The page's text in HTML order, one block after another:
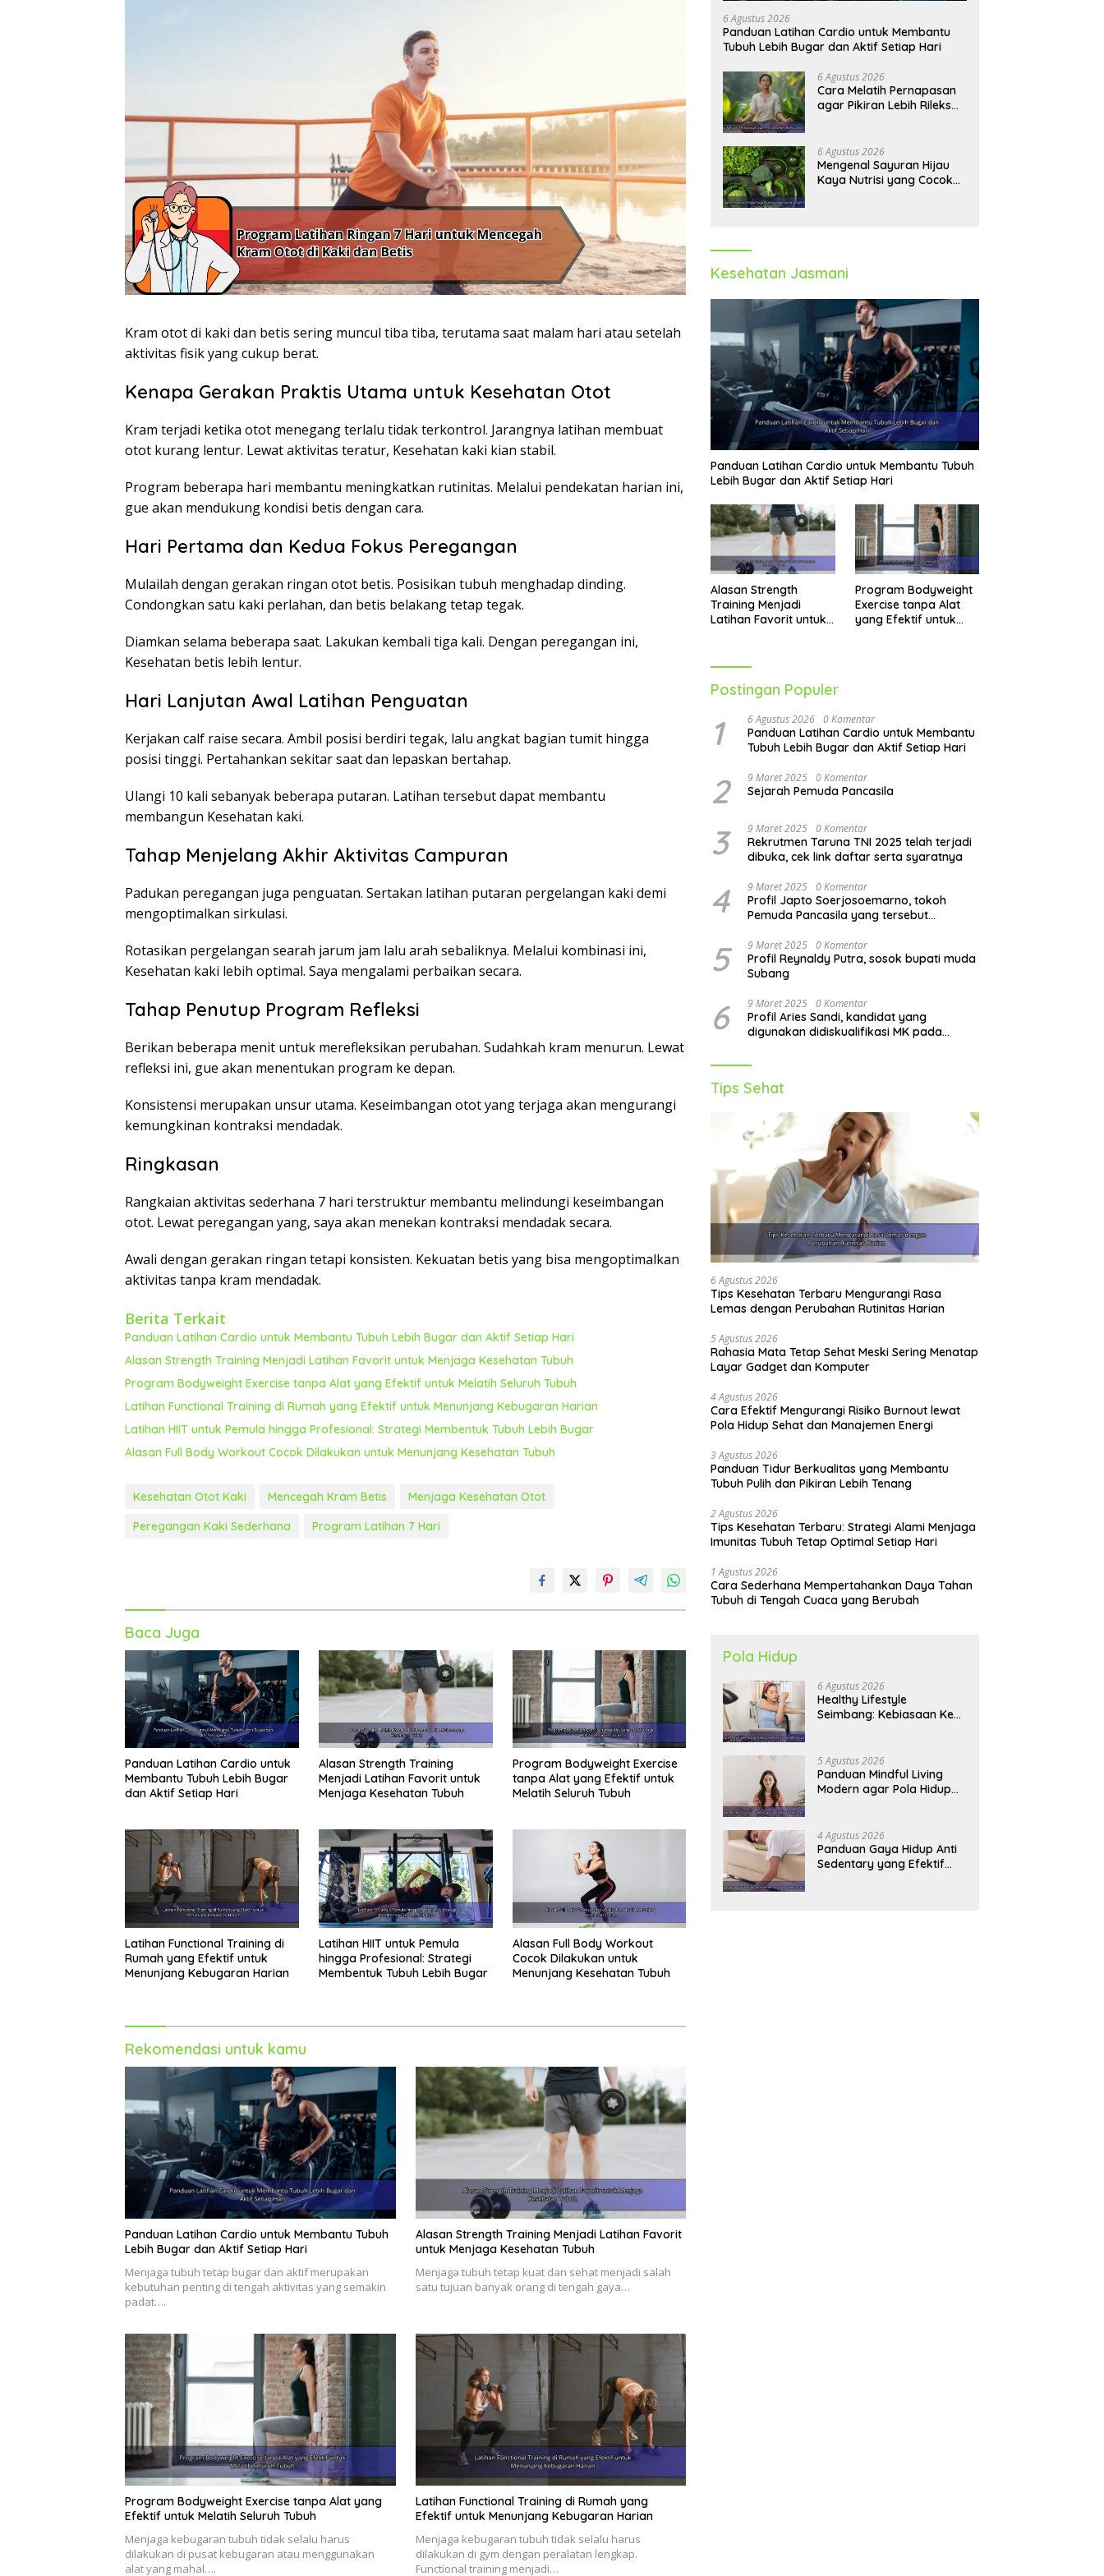
Kram otot di kaki dan betis sering muncul tiba tiba, terutama saat malam hari atau setelah
aktivitas fisik yang cukup berat.
Kenapa Gerakan Praktis Utama untuk Kesehatan Otot
Kram terjadi ketika otot menegang terlalu tidak terkontrol. Jarangnya latihan membuat
otot kurang lentur. Lewat aktivitas teratur, Kesehatan kaki kian stabil.
Program beberapa hari membantu meningkatkan rutinitas. Melalui pendekatan harian ini,
gue akan mendukung kondisi betis dengan cara.
Hari Pertama dan Kedua Fokus Peregangan
Mulailah dengan gerakan ringan otot betis. Posisikan tubuh menghadap dinding.
Condongkan satu kaki perlahan, dan betis belakang tetap tegak.
Diamkan selama beberapa saat. Lakukan kembali tiga kali. Dengan peregangan ini,
Kesehatan betis lebih lentur.
Hari Lanjutan Awal Latihan Penguatan
Kerjakan calf raise secara. Ambil posisi berdiri tegak, lalu angkat bagian tumit hingga
posisi tinggi. Pertahankan sekitar saat dan lepaskan bertahap.
Ulangi 10 kali sebanyak beberapa putaran. Latihan tersebut dapat membantu
membangun Kesehatan kaki.
Tahap Menjelang Akhir Aktivitas Campuran
Padukan peregangan juga penguatan. Sertakan latihan putaran pergelangan kaki demi
mengoptimalkan sirkulasi.
Rotasikan pergelangan searah jarum jam lalu arah sebaliknya. Melalui kombinasi ini,
Kesehatan kaki lebih optimal. Saya mengalami perbaikan secara.
Tahap Penutup Program Refleksi
Berikan beberapa menit untuk merefleksikan perubahan. Sudahkah kram menurun. Lewat
refleksi ini, gue akan menentukan program ke depan.
Konsistensi merupakan unsur utama. Keseimbangan otot yang terjaga akan mengurangi
kemungkinan kontraksi mendadak.
Ringkasan
Rangkaian aktivitas sederhana 7 hari terstruktur membantu melindungi keseimbangan
otot. Lewat peregangan yang, saya akan menekan kontraksi mendadak secara.
Awali dengan gerakan ringan tetapi konsisten. Kekuatan betis yang bisa mengoptimalkan
aktivitas tanpa kram mendadak.
Berita Terkait
Panduan Latihan Cardio untuk Membantu Tubuh Lebih Bugar dan Aktif Setiap Hari
Alasan Strength Training Menjadi Latihan Favorit untuk Menjaga Kesehatan Tubuh
Program Bodyweight Exercise tanpa Alat yang Efektif untuk Melatih Seluruh Tubuh
Latihan Functional Training di Rumah yang Efektif untuk Menunjang Kebugaran Harian
Latihan HIIT untuk Pemula hingga Profesional: Strategi Membentuk Tubuh Lebih Bugar
Alasan Full Body Workout Cocok Dilakukan untuk Menunjang Kesehatan Tubuh
Kesehatan Otot Kaki Mencegah Kram Betis
Menjaga Kesehatan Otot
Peregangan Kaki Sederhana
Program Latihan 7 Hari
Baca Juga
Panduan Latihan Cardio untuk
Membantu Tubuh Lebih Bugar
dan Aktif Setiap Hari
Alasan Strength Training
Menjadi Latihan Favorit untuk
Menjaga Kesehatan Tubuh
Program Bodyweight Exercise
tanpa Alat yang Efektif untuk
Melatih Seluruh Tubuh
Latihan Functional Training di
Rumah yang Efektif untuk
Menunjang Kebugaran Harian
Latihan HIIT untuk Pemula
hingga Profesional: Strategi
Membentuk Tubuh Lebih Bugar
Alasan Full Body Workout
Cocok Dilakukan untuk
Menunjang Kesehatan Tubuh
Rekomendasi untuk kamu
Panduan Latihan Cardio untuk Membantu Tubuh
Lebih Bugar dan Aktif Setiap Hari
Menjaga tubuh tetap bugar dan aktif merupakan
kebutuhan penting di tengah aktivitas yang semakin
padat….
Alasan Strength Training Menjadi Latihan Favorit
untuk Menjaga Kesehatan Tubuh
Menjaga tubuh tetap kuat dan sehat menjadi salah
satu tujuan banyak orang di tengah gaya…
Program Bodyweight Exercise tanpa Alat yang
Efektif untuk Melatih Seluruh Tubuh
Menjaga kebugaran tubuh tidak selalu harus
dilakukan di pusat kebugaran atau menggunakan
alat yang mahal….
Latihan Functional Training di Rumah yang
Efektif untuk Menunjang Kebugaran Harian
Menjaga kebugaran tubuh tidak selalu harus
dilakukan di gym dengan peralatan lengkap.
Functional training menjadi…
6 Agustus 2026
Panduan Latihan Cardio untuk Membantu
Tubuh Lebih Bugar dan Aktif Setiap Hari
6 Agustus 2026
Cara Melatih Pernapasan
agar Pikiran Lebih Rileks
6 Agustus 2026
Mengenal Sayuran Hijau
Kaya Nutrisi yang Cocok
Kesehatan Jasmani
Panduan Latihan Cardio untuk Membantu Tubuh
Lebih Bugar dan Aktif Setiap Hari
Alasan Strength
Training Menjadi
Latihan Favorit untuk
Program Bodyweight
Exercise tanpa Alat
yang Efektif untuk
Postingan Populer
1 6 Agustus 2026 0 Komentar
Panduan Latihan Cardio untuk Membantu
Tubuh Lebih Bugar dan Aktif Setiap Hari
2 9 Maret 2025 0 Komentar
Sejarah Pemuda Pancasila
3 9 Maret 2025 0 Komentar
Rekrutmen Taruna TNI 2025 telah terjadi
dibuka, cek link daftar serta syaratnya
4 9 Maret 2025 0 Komentar
Profil Japto Soerjosoemarno, tokoh
Pemuda Pancasila yang tersebut
5 9 Maret 2025 0 Komentar
Profil Reynaldy Putra, sosok bupati muda
Subang
6 9 Maret 2025 0 Komentar
Profil Aries Sandi, kandidat yang
digunakan didiskualifikasi MK pada
Tips Sehat
6 Agustus 2026
Tips Kesehatan Terbaru Mengurangi Rasa
Lemas dengan Perubahan Rutinitas Harian
5 Agustus 2026
Rahasia Mata Tetap Sehat Meski Sering Menatap
Layar Gadget dan Komputer
4 Agustus 2026
Cara Efektif Mengurangi Risiko Burnout lewat
Pola Hidup Sehat dan Manajemen Energi
3 Agustus 2026
Panduan Tidur Berkualitas yang Membantu
Tubuh Pulih dan Pikiran Lebih Tenang
2 Agustus 2026
Tips Kesehatan Terbaru: Strategi Alami Menjaga
Imunitas Tubuh Tetap Optimal Setiap Hari
1 Agustus 2026
Cara Sederhana Mempertahankan Daya Tahan
Tubuh di Tengah Cuaca yang Berubah
Pola Hidup
6 Agustus 2026
Healthy Lifestyle
Seimbang: Kebiasaan Kecil
5 Agustus 2026
Panduan Mindful Living
Modern agar Pola Hidup
4 Agustus 2026
Panduan Gaya Hidup Anti
Sedentary yang Efektif